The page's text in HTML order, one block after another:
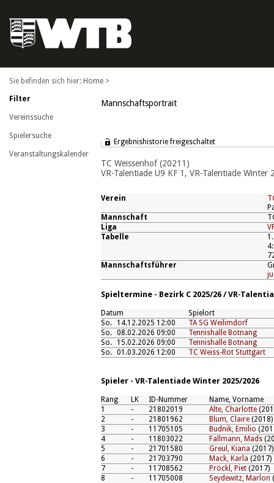
Mannschaftsportrait
Home >
Filter
Vereinssuche
Spielersuche
Veranstaltungskalender
Ergebnishistorie freigeschaltet
TC Weissenhof (20211)
VR-Talentiade U9 KF 1, VR-Talentiade Winter
Verein
Mannschaft
Liga
Tabelle
Mannschaftsführer
Spieltermine - Bezirk C 2025/26 / VR-
Datum
Spielort
So.
14.12.2025 12:00
TA SG Weilimdorf
So. 08.02.2026 09:00
Tennishalle Botnang
So.
15.02.2026 09:00
Tennishalle Botnang
So. 01.03.2026 12:00 TC Weiss-Rot Stuttgart
Spieler - VR-Talentiade Winter 2025/2026
Rang LK ID-Nummer
Name, Vorname
1
- 21802019 Alte, Charlotte
2
- 21801962 Blum, Claire (2018)
3
- 11705105 Budnik, Emilio
4
- 11803022 Fallmann, Mads
5
- 21701580 Greul, Kiana (2017)
6
- 21703790 Mack, Karla (2017)
7
- 11708562 Pröckl, Piet (2017)
8
- 11705008 Seydewitz, Marlon